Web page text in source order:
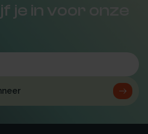
in voor onze